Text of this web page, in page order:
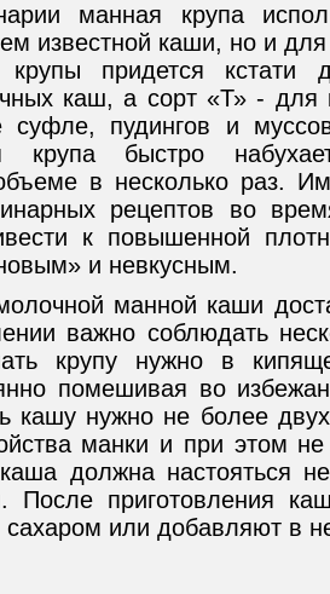
манная крупа
известной каши, но и
придется кстати
каш, а сорт «Т» - для
суфле, пудингов и
быстро
в несколько раз.
рецептов во
к повышенной
и невкусным.
манной каши
важно соблюдать
крупу нужно в
помешивая во
кашу нужно не более
манки и при этом
должна настояться
После приготовления
или добавляют в